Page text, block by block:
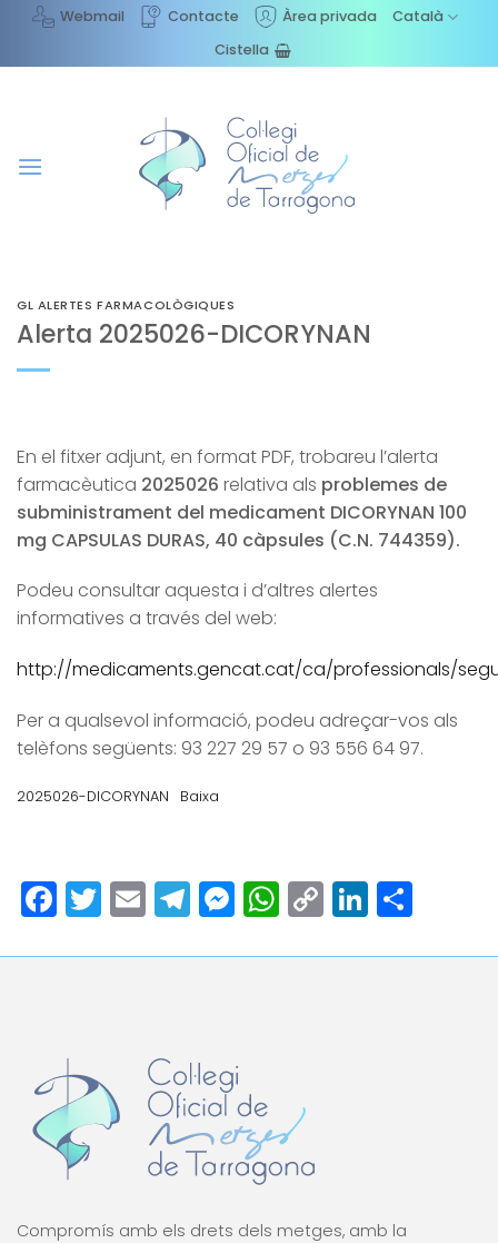
content
Webmail Contacte Àrea privada
Català
Cistella
GL ALERTES FARMACOLÒGIQUES
Alerta 2025026-DICORYNAN
En el fitxer adjunt, en format PDF, trobareu l’alerta
farmacèutica 2025026 relativa als problemes de
subministrament del medicament DICORYNAN 100
mg CAPSULAS DURAS, 40 càpsules (C.N. 744359).
Podeu consultar aquesta i d’altres alertes
informatives a través del web:
http://medicaments.gencat.cat/ca/professionals/
Per a qualsevol informació, podeu adreçar-vos als
telèfons següents: 93 227 29 57 o 93 556 64 97.
2025026-DICORYNAN Baixa
Facebook
Twitter
EmailTelegram
Messenger
WhatsApp
Copy
Link
Compromís amb els drets dels metges, amb la